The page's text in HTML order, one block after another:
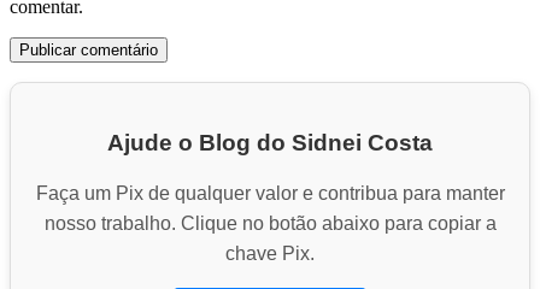
comentar.
Ajude o Blog do Sidnei Costa
Faça um Pix de qualquer valor e contribua para manter
nosso trabalho. Clique no botão abaixo para copiar a
chave Pix.